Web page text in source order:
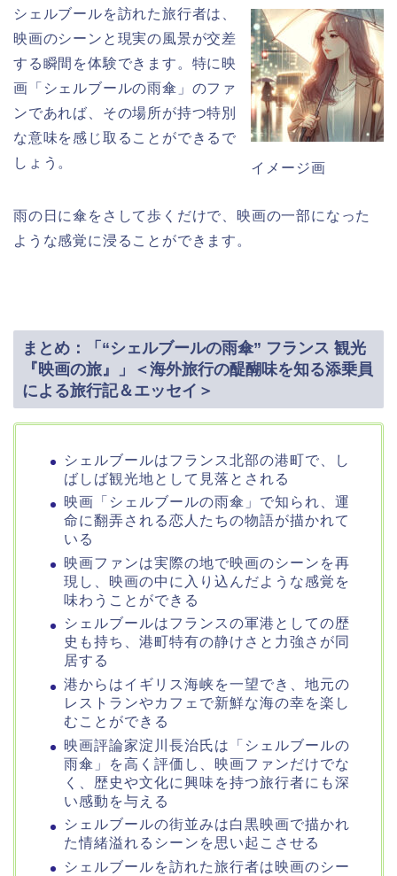
イメージ画
シェルブールを訪れた旅行者は、
映画のシーンと現実の風景が交差
する瞬間を体験できます。特に映
画「シェルブールの雨傘」のファ
ンであれば、その場所が持つ特別
な意味を感じ取ることができるで
しょう。
雨の日に傘をさして歩くだけで、映画の一部になった
ような感覚に浸ることができます。
まとめ：「“シェルブールの雨傘” フランス 観光
『映画の旅』」＜海外旅行の醍醐味を知る添乗員
による旅行記＆エッセイ＞
シェルブールはフランス北部の港町で、し
ばしば観光地として見落とされる
映画「シェルブールの雨傘」で知られ、運
命に翻弄される恋人たちの物語が描かれて
いる
映画ファンは実際の地で映画のシーンを再
現し、映画の中に入り込んだような感覚を
味わうことができる
シェルブールはフランスの軍港としての歴
史も持ち、港町特有の静けさと力強さが同
居する
港からはイギリス海峡を一望でき、地元の
レストランやカフェで新鮮な海の幸を楽し
むことができる
映画評論家淀川長治氏は「シェルブールの
雨傘」を高く評価し、映画ファンだけでな
く、歴史や文化に興味を持つ旅行者にも深
い感動を与える
シェルブールの街並みは白黒映画で描かれ
た情緒溢れるシーンを思い起こさせる
シェルブールを訪れた旅行者は映画のシー